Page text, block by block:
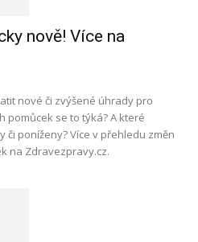
nově! Více na
nové či zvýšené úhrady pro
pomůcek se to týká? A které
poníženy? Více v přehledu změn
na Zdravezpravy.cz.